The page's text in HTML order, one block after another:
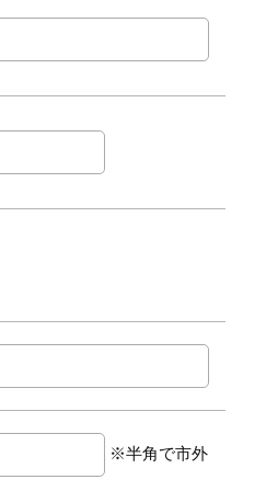
※半角で市外